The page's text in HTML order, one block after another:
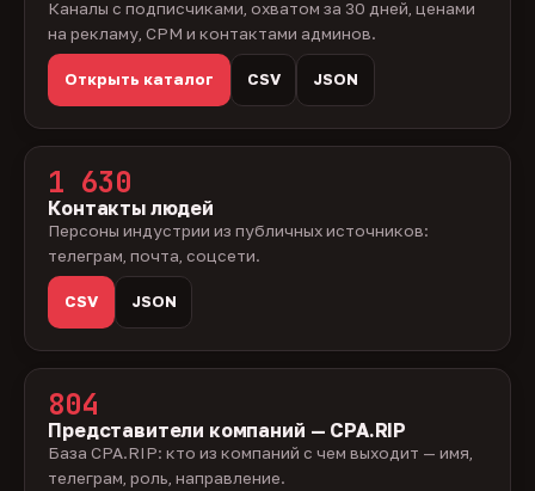
Каналы с подписчиками, охватом за 30 дней, ценами
на рекламу, CPM и контактами админов.
Открыть каталог CSV JSON
1 630
Контакты людей
Персоны индустрии из публичных источников:
телеграм, почта, соцсети.
CSV JSON
804
Представители компаний — CPA.RIP
База CPA.RIP: кто из компаний с чем выходит — имя,
телеграм, роль, направление.